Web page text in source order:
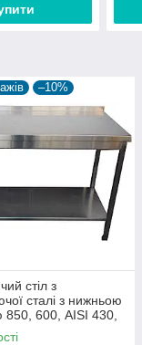
–10%
стіл з
сталі з нижньою
850, 600, AISI 430,